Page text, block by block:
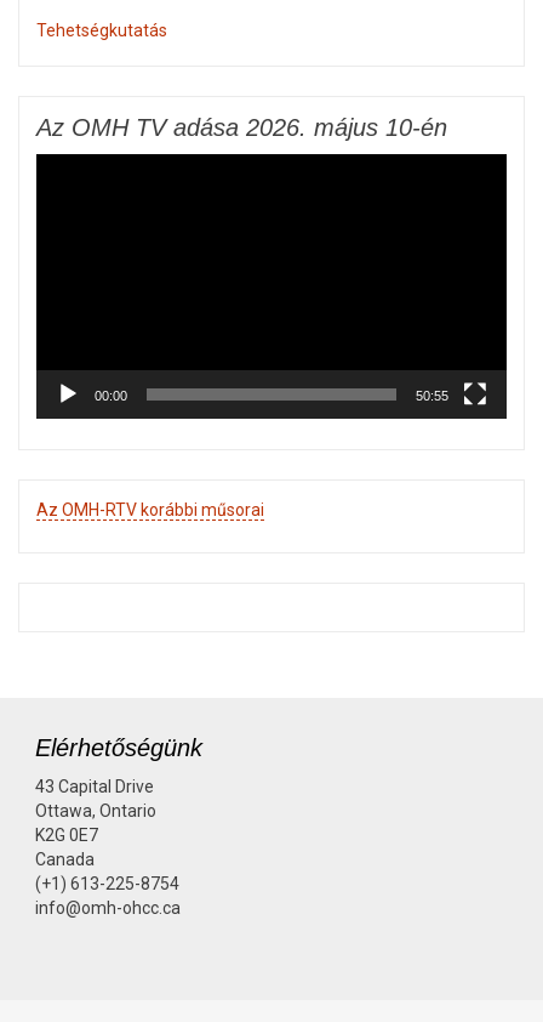
Tehetségkutatás
Az OMH TV adása 2026. május 10-én
00:00 50:55
Az OMH-RTV korábbi műsorai
Elérhetőségünk
43 Capital Drive
Ottawa, Ontario
K2G 0E7
Canada
(+1) 613-225-8754
info@omh-ohcc.ca